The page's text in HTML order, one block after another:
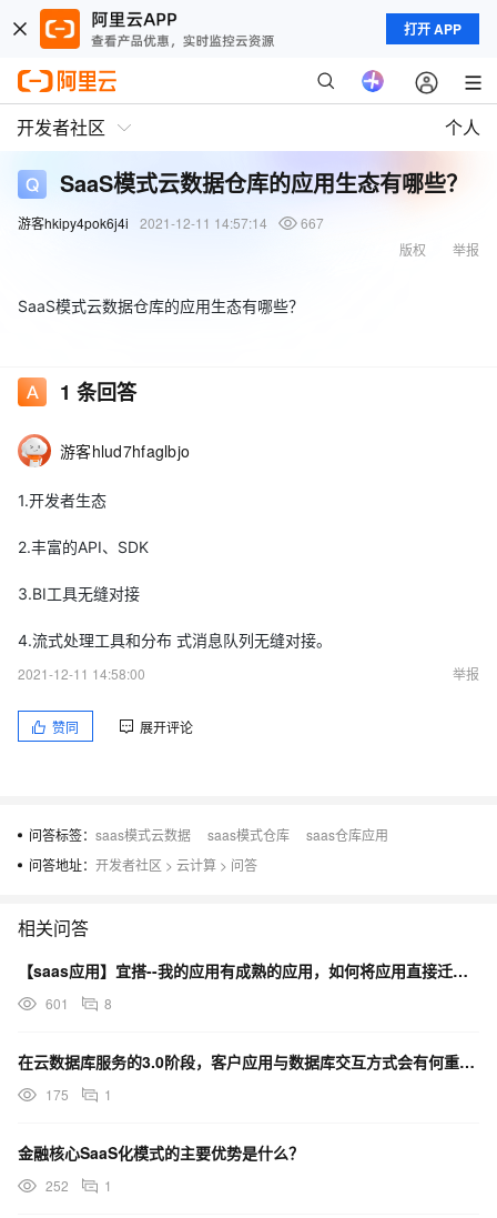
打开 APP
开发者社区 个人
SaaS模式云数据仓库的应用生态有哪些？
游客hkipy4pok6j4i 2021-12-11 14:57:14
667
举报
版权
SaaS模式云数据仓库的应用生态有哪些？
1 条回答
游客hlud7hfaglbjo
1.开发者生态
2.丰富的API、SDK
3.BI工具无缝对接
4.流式处理工具和分布 式消息队列无缝对接。
2021-12-11 14:58:00
举报
赞同 展开评论
问答标签： saas模式云数据 saas模式仓库
saas仓库应用
问答地址： 开发者社区 > 云计算 > 问答
相关问答
【saas应用】宜搭--我的应用有成熟的应用，如何将应用直接迁移到saas？
601 8
在云数据库服务的3.0阶段，客户应用与数据库交互方式会有何重要变化？
175 1
金融核心SaaS化模式的主要优势是什么？
252 1